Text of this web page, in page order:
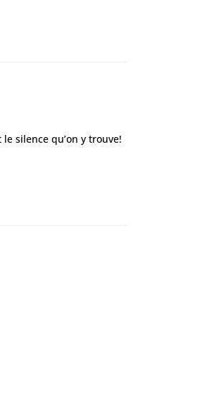
silence qu’on y trouve!